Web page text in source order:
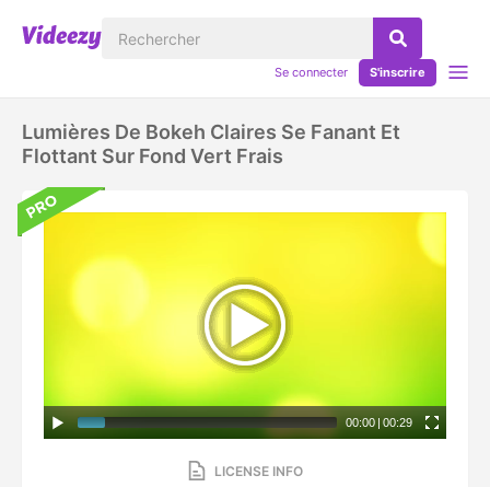
Se connecter S'inscrire
Lumières De Bokeh Claires Se Fanant Et
Flottant Sur Fond Vert Frais
00:00 | 00:29
LICENSE INFO